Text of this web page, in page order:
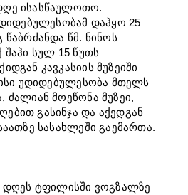
ისასწაულოთო.
დაჰყო 25
წმ. ნინოს
შაჰი სულ 15 წუთს
კავკასიის მუზეიში
უდიდებულესობა მთელს
ძალიან მოეწონა მუზეი,
გასინჯა და აქედგან
სასახლეში გაემართა.
დღეს ტფილისში ვოგზალზე